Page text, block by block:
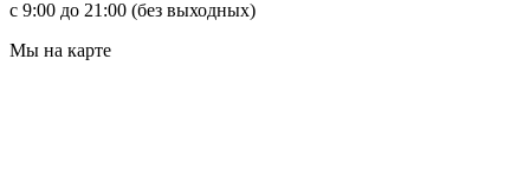
с 9:00 до 21:00 (без выходных)
Мы на карте